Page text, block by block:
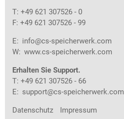
T: +49 621 307526 - 0
F: +49 621 307526 - 99
E: info@cs-speicherwerk.com
W: www.cs-speicherwerk.com
Erhalten Sie Support.
T: +49 621 307526 - 66
E: support@cs-speicherwerk.com
Datenschutz Impressum